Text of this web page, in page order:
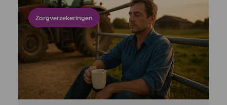
Zorgverzekeringen